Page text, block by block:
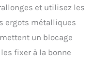
et utilisez les
ergots métalliques
un blocage
fixer à la bonne